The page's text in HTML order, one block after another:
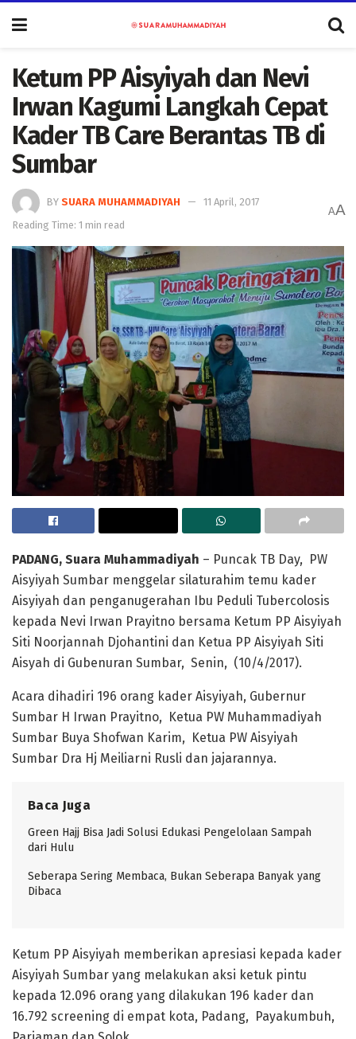
Ketum PP Aisyiyah dan Nevi
Irwan Kagumi Langkah Cepat
Kader TB Care Berantas TB di
Sumbar
BY SUARA MUHAMMADIYAH
11 April, 2017
Reading Time: 1 min read
AA
PADANG, Suara Muhammadiyah – Puncak TB Day, PW
Aisyiyah Sumbar menggelar silaturahim temu kader
Aisyiyah dan penganugerahan Ibu Peduli Tubercolosis
kepada Nevi Irwan Prayitno bersama Ketum PP Aisyiyah
Siti Noorjannah Djohantini dan Ketua PP Aisyiyah Siti
Aisyah di Gubenuran Sumbar, Senin, (10/4/2017).
Acara dihadiri 196 orang kader Aisyiyah, Gubernur
Sumbar H Irwan Prayitno, Ketua PW Muhammadiyah
Sumbar Buya Shofwan Karim, Ketua PW Aisyiyah
Sumbar Dra Hj Meiliarni Rusli dan jajarannya.
Baca Juga
Green Hajj Bisa Jadi Solusi Edukasi Pengelolaan Sampah
dari Hulu
Seberapa Sering Membaca, Bukan Seberapa Banyak yang
Dibaca
Ketum PP Aisyiyah memberikan apresiasi kepada kader
Aisyiyah Sumbar yang melakukan aksi ketuk pintu
kepada 12.096 orang yang dilakukan 196 kader dan
16.792 screening di empat kota, Padang, Payakumbuh,